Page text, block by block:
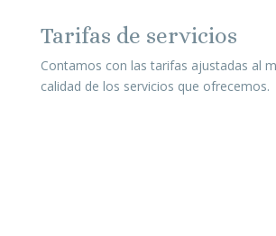
Tarifas de servicios
Contamos con las tarifas ajustadas al
calidad de los servicios que ofrecemos.